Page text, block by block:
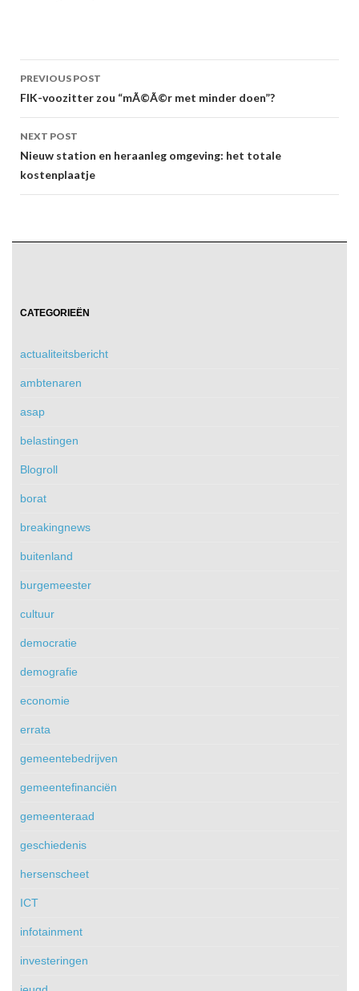
Post
navigation
PREVIOUS POST
FIK-voozitter zou “mÃ©Ã©r met minder doen”?
NEXT POST
Nieuw station en heraanleg omgeving: het totale
kostenplaatje
CATEGORIEËN
actualiteitsbericht
ambtenaren
asap
belastingen
Blogroll
borat
breakingnews
buitenland
burgemeester
cultuur
democratie
demografie
economie
errata
gemeentebedrijven
gemeentefinanciën
gemeenteraad
geschiedenis
hersenscheet
ICT
infotainment
investeringen